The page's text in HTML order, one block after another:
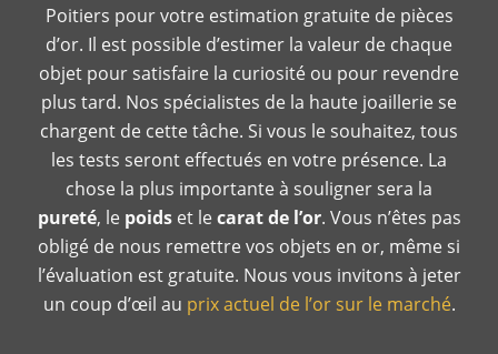
Poitiers pour votre estimation gratuite de pièces
d’or. Il est possible d’estimer la valeur de chaque
objet pour satisfaire la curiosité ou pour revendre
plus tard. Nos spécialistes de la haute joaillerie se
chargent de cette tâche. Si vous le souhaitez, tous
les tests seront effectués en votre présence. La
chose la plus importante à souligner sera la
pureté, le poids et lecarat de l’or. Vous n’êtes pas
obligé de nous remettre vos objets en or, même si
l’évaluation est gratuite. Nous vous invitons à jeter
un coup d’œil au prix actuel de l’or sur le marché.